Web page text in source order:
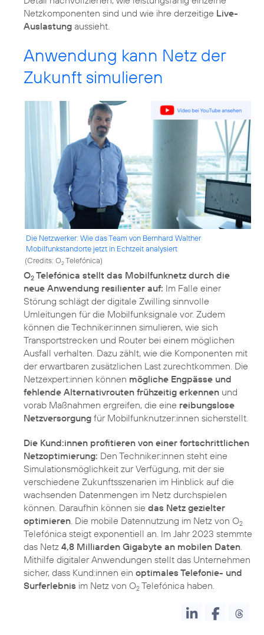
Netzkomponenten sind und wie ihre derzeitige Live-
Auslastung aussieht.
Anwendung kann Netz der
Zukunft simulieren
Die Netzwerker: Wie das Team von Bernhard Walther
Mobilfunkstandorte jetzt in Echtzeit analysiert
(Credits: O2Telefónica)
O2 Telefónica stellt das Mobilfunknetz durch die
neue Anwendung resilienter auf: Im Falle einer
Störung schlägt der digitale Zwilling sinnvolle
Umleitungen für die Mobilfunksignale vor. Zudem
können die Techniker:innen simulieren, wie sich
Transportstrecken und Router bei einem möglichen
Ausfall verhalten. Dazu zählt, wie die Komponenten mit
der erwartbaren zusätzlichen Last zurechtkommen. Die
Netzexpert:innen können mögliche Engpässe und
fehlende Alternativrouten frühzeitig erkennen und
vorab Maßnahmen ergreifen, die eine reibungslose
Netzversorgung für Mobilfunknutzer:innen sicherstellt.
Die Kund:innen profitieren von einer fortschrittlichen
Netzoptimierung: Den Techniker:innen steht eine
Simulationsmöglichkeit zur Verfügung, mit der sie
verschiedene Zukunftsszenarien im Hinblick auf die
wachsenden Datenmengen im Netz durchspielen
können. Daraufhin können sie das Netz gezielter
optimieren . Die mobile Datennutzung im Netz von O2
Telefónica steigt exponentiell an. Im Jahr 2023 stemmte
das Netz 4,8 Milliarden Gigabyte an mobilen Daten
Mithilfe digitaler Anwendungen stellt das Unternehmen
sicher, dass Kund:innen ein optimales Telefonie- und
Surferlebnis im Netz von O2 Telefónica haben.